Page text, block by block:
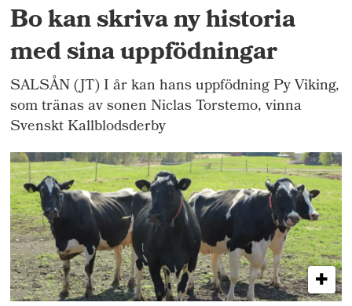
Bo kan skriva ny historia
med sina uppfödningar
SALSÅN (JT) I år kan hans uppfödning Py Viking,
som tränas av sonen Niclas Torstemo, vinna
Svenskt Kallblodsderby